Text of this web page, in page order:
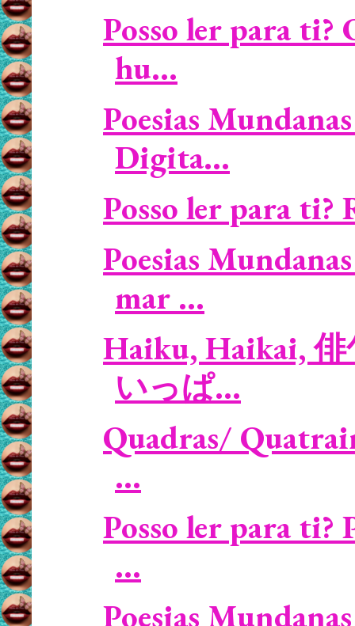
Posso ler para ti?
hu...
Poesias
Digita...
Posso ler para ti?
Poesias
mar ...
Haiku, Haikai, 俳
いっぱ...
Quadras/
...
Posso ler para ti?
...
Poesias